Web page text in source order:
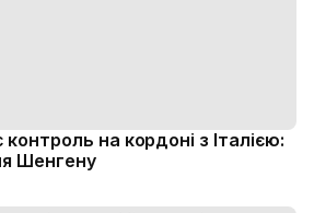
контроль на кордоні з Італією:
Шенгену